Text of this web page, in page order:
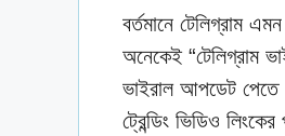
বর্তমানে টেলিগ্রাম
অনেকেই “টেলিগ্রাম
ভাইরাল আপডেট
ট্রেন্ডিং ভিডিও